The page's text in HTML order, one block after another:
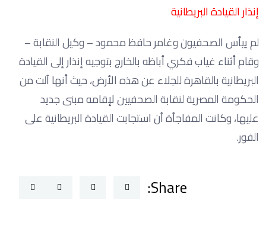
إنذار‏‏ ‏القيادة‏ ‏البريطانية‏
‏لم‏ ييأس ‏الصحفيون‏ ‏وغامر‏ ‏حافظ‏ ‏محمود‏ – ‏وكيل‏ ‏النقابة‏ –
‏وقام‏ ‏أثناء‏ ‏غياب‏ ‏فكري‏ ‏أباظه‏ ‏بالخارج‏ ‏بتوجيه‏ ‏إنذار‏ ‏إلى‏ ‏القيادة‏
‏البريطانية‏ ‏بالقاهرة‏ ‏للجلاء‏ ‏عن‏ ‏هذه‏ ‏الأرض‏، ‏حيث‏ ‏أنها‏ ‏آلت‏ ‏من‏
‏الحكومة‏ ‏المصرية‏ ‏لنقابة‏ ‏الصحفيين‏ لإقامه ‏مبنى‏ ‏جديد‏
‏عليها‏، ‏وكانت‏ المفاجأة‏ ‏أن‏ ‏استجابت‏ ‏القيادة‏ ‏البريطانية‏ ‏على‏
‏الفور.
Share: